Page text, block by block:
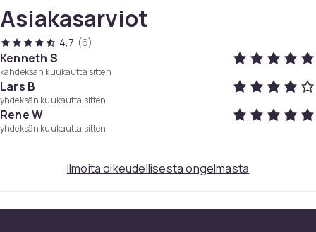
tanska, hollanti, suomi, mandariini (perinteinen), norja,
ruotsi
From Russia with Love
Englanti SDH, ranska, saksa, portugali, espanja, tšekki,
tanska, hollanti, suomi, mandariini (perinteinen), norja,
ruotsi
Englanti SDH, ranska, saksa, tšekki, tanska, hollanti,
Asiakasarviot
4,7 (6)
Kenneth S
kahdeksan kuukautta sitten
Lars B
yhdeksän kuukautta sitten
Rene W
yhdeksän kuukautta sitten
Ilmoita oikeudellisesta ongelmasta